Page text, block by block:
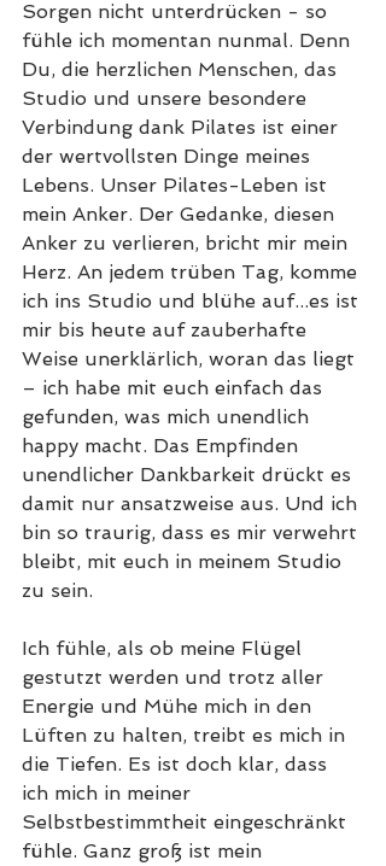
Sorgen nicht unterdrücken - so
fühle ich momentan nunmal. Denn
Du, die herzlichen Menschen, das
Studio und unsere besondere
Verbindung dank Pilates ist einer
der wertvollsten Dinge meines
Lebens. Unser Pilates-Leben ist
mein Anker. Der Gedanke, diesen
Anker zu verlieren, bricht mir mein
Herz. An jedem trüben Tag, komme
ich ins Studio und blühe auf...es ist
mir bis heute auf zauberhafte
Weise unerklärlich, woran das liegt
– ich habe mit euch einfach das
gefunden, was mich unendlich
happy macht. Das Empfinden
unendlicher Dankbarkeit drückt es
damit nur ansatzweise aus. Und ich
bin so traurig, dass es mir verwehrt
bleibt, mit euch in meinem Studio
zu sein.
Ich fühle, als ob meine Flügel
gestutzt werden und trotz aller
Energie und Mühe mich in den
Lüften zu halten, treibt es mich in
die Tiefen. Es ist doch klar, dass
ich mich in meiner
Selbstbestimmtheit eingeschränkt
fühle. Ganz groß ist mein